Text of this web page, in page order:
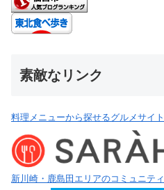
素敵なリンク
料理メニューから探せるグルメサイト
新川崎・鹿島田エリアのコミュニティ